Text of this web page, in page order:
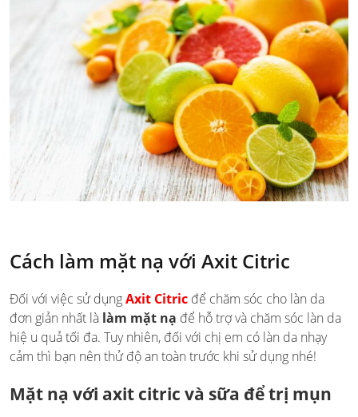
Cách làm mặt nạ với Axit Citric
Đối với việc sử dụngAxit Citric để chăm sóc cho làn da
đơn giản nhất là làm mặt nạ để hỗ trợ và chăm sóc làn da
hiệ u quả tối đa. Tuy nhiên, đối với chị em có làn da nhạy
cảm thì bạn nên thử độ an toàn trước khi sử dụng nhé!
Mặt nạ với axit citric và sữa để trị mụn